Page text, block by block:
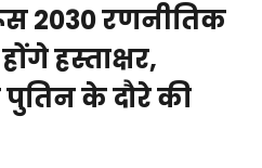
2030 रणनीतिक
हस्ताक्षर,
के दौरे की